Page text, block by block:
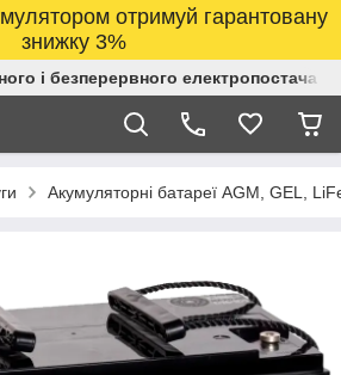
отримуй гарантовану
знижку 3%
і безперервного
Акумуляторні батареї AGM, GEL,